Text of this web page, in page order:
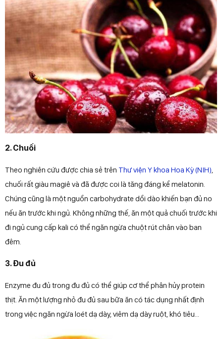
2. Chuối
Theo nghiên cứu được chia sẻ trên Thư viện Y khoa Hoa Kỳ (NIH),
chuối rất giàu magiê và đã được coi là tăng đáng kể melatonin.
Chúng cũng là một nguồn carbohydrate dồi dào khiến bạn đủ no
nếu ăn trước khi ngủ. Không những thế, ăn một quả chuối trước khi
đi ngủ cung cấp kali có thể ngăn ngừa chuột rút chân vào ban
đêm.
3. Đu đủ
Enzyme đu đủ trong đu đủ có thể giúp cơ thể phân hủy protein
thịt. Ăn một lượng nhỏ đu đủ sau bữa ăn có tác dụng nhất định
trong việc ngăn ngừa loét dạ dày, viêm dạ dày ruột, khó tiêu...